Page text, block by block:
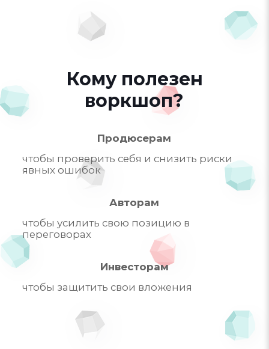
Кому полезен
воркшоп?
Продюсерам
чтобы проверить себя и снизить риски
явных ошибок
Авторам
чтобы усилить свою позицию в
переговорах
Инвесторам
чтобы защитить свои вложения